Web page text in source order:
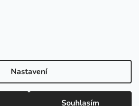
Nastavení
Souhlasím